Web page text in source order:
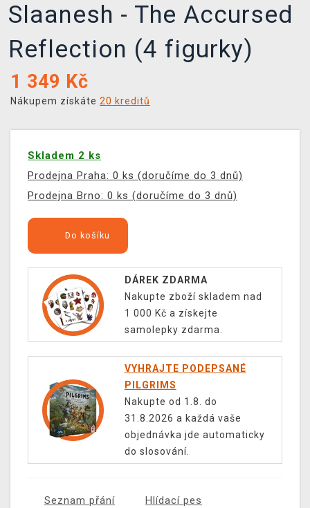
Slaanesh - The Accursed
Reflection (4 figurky)
1 349 Kč
Nákupem získáte 20 kreditů
Skladem 2 ks
Prodejna Praha: 0 ks (doručíme do 3 dnů)
Prodejna Brno: 0 ks (doručíme do 3 dnů)
Do košíku
DÁREK ZDARMA
Nakupte zboží skladem nad
1 000 Kč a získejte
samolepky zdarma.
VYHRAJTE PODEPSANÉ
PILGRIMS
Nakupte od 1.8. do
31.8.2026 a každá vaše
objednávka jde automaticky
do slosování.
Seznam přání Hlídací pes